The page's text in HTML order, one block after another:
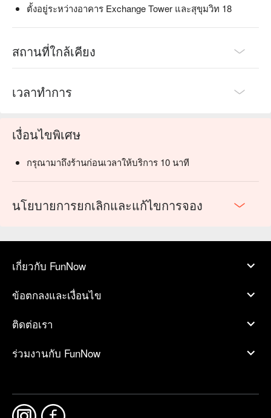
ตั้งอยู่ระหว่างอาคาร Exchange Tower และสุขุมวิท 18
สถานที่ใกล้เคียง
เวลาทำการ
เงื่อนไขพิเศษ
กรุณามาถึงร้านก่อนเวลาให้บริการ 10 นาที
นโยบายการยกเลิกและแก้ไขการจอง
เกี่ยวกับ FunNow
ข้อตกลงและเงื่อนไข
ติดต่อเรา
ร่วมงานกับ FunNow